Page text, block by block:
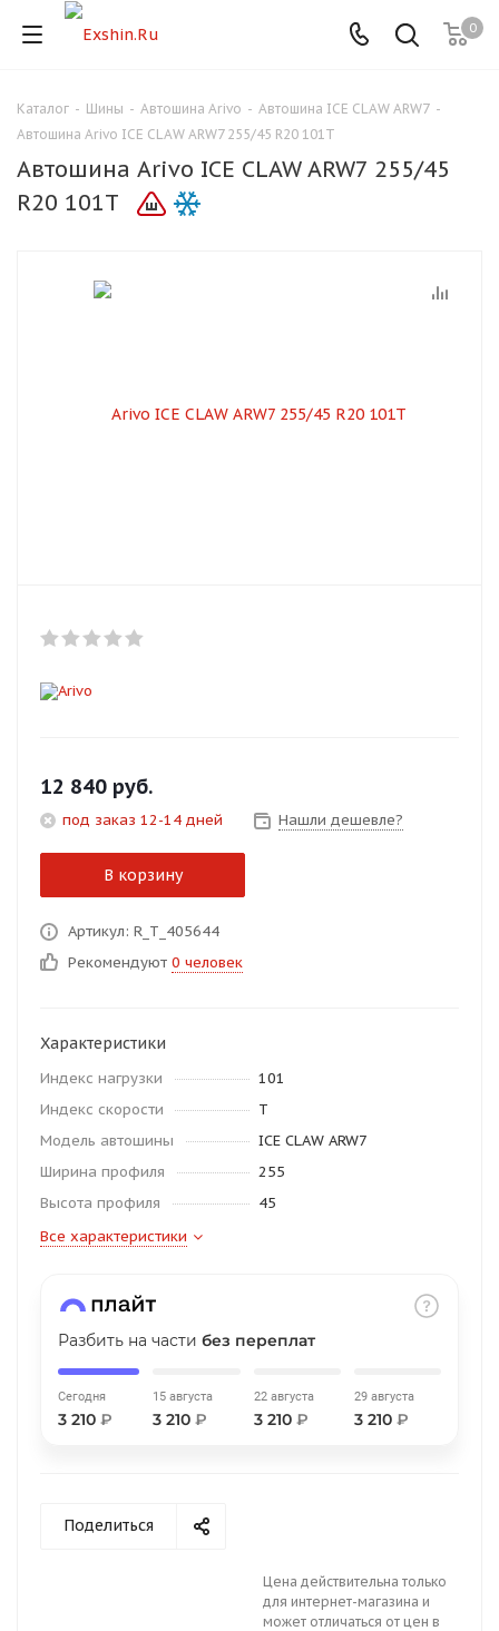
0
Каталог - Шины - Автошина Arivo - Автошина ICE CLAW ARW7 -
Автошина Arivo ICE CLAW ARW7 255/45 R20 101T
Автошина Arivo ICE CLAW ARW7 255/45
R20 101T
12 840 руб.
под заказ 12-14 дней Нашли дешевле?
В корзину
Артикул: R_T_405644
Рекомендуют 0 человек
Характеристики
Индекс нагрузки
101
Индекс скорости
T
Модель автошины
ICE CLAW ARW7
Ширина профиля
255
Высота профиля
45
Все характеристики
Разбить на части без переплат
Сегодня
3 210 ₽
15 августа
3 210₽
22 августа
3 210 ₽
29 августа
3 210 ₽
Поделиться
Цена действительна только
для интернет-магазина и
может отличаться от цен в
Для клиентов всех банков
Разбейте
оплатуна части
Оплачивайте сегодня только
Оставшиеся 75
% будут
списыватьсяс вашей карты
25%каждые 2 недели
Остались вопросы?
8 800 302-02-51